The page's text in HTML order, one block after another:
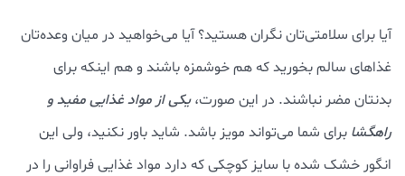
آیا برای سلامتی‌تان نگران هستید؟ آیا می‌خواهید در میان وعده‌تان
غذاهای سالم بخورید که هم خوشمزه باشند و هم اینکه برای
بدنتان مضر نباشند. در این صورت،یکی از مواد غذایی مفید و
راهگشا برای شما می‌تواند مویز باشد. شاید باور نکنید، ولی این
انگور خشک شده با سایز کوچکی که دارد مواد غذایی فراوانی را در